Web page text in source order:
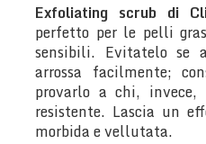
Exfoliating scrub di
perfetto per le pelli
sensibili. Evitatelo se
arrossa facilmente;
provarlo a chi, invece,
resistente. Lascia un
morbida e vellutata.